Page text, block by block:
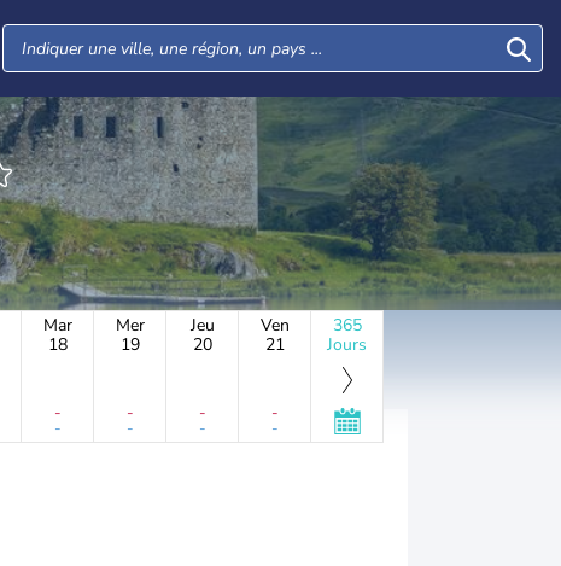
Mar
18
-
-
Mer
19
-
-
Jeu
20
-
-
Ven
21
-
-
365
Jours